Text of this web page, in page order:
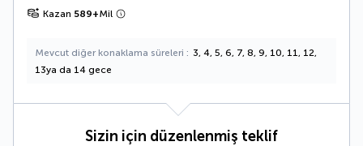
Kazan 589+Mil
Mevcut diğer konaklama süreleri
3, 4, 5, 6, 7, 8, 9, 10, 11, 12,
13ya da 14 gece
Sizin için düzenlenmiş teklif